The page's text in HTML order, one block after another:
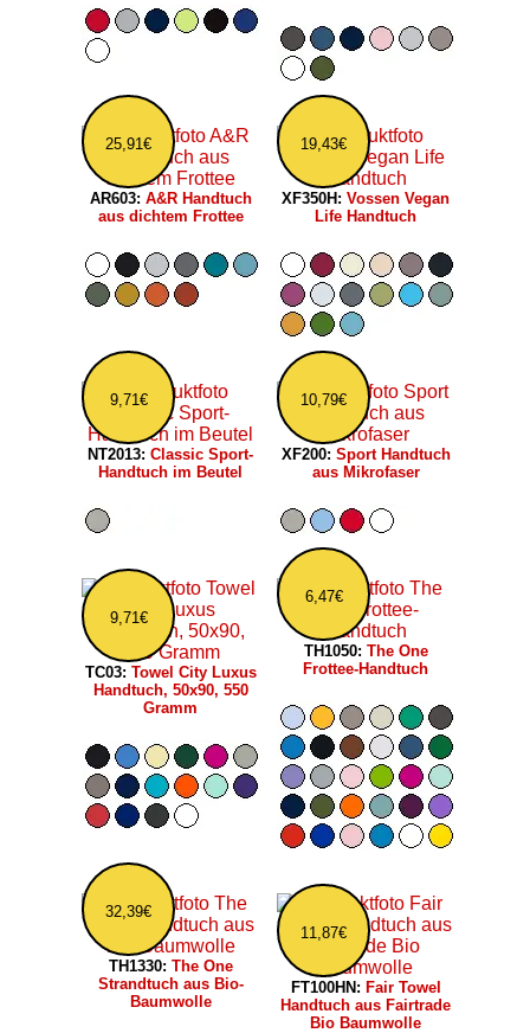
25,91€
AR603: A&R Handtuch
aus dichtem Frottee
19,43€
XF350H: Vossen Vegan
Life Handtuch
9,71€
NT2013: Classic Sport-
Handtuch im Beutel
10,79€
XF200: Sport Handtuch
aus Mikrofaser
9,71€
TC03: Towel City Luxus
Handtuch, 50x90, 550
Gramm
6,47€
TH1050: The One
Frottee-Handtuch
32,39€
TH1330: The One
Strandtuch aus Bio-
Baumwolle
11,87€
FT100HN: Fair Towel
Handtuch aus Fairtrade
Bio Baumwolle